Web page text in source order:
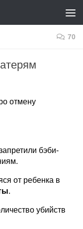
70
отмену
бэби-
от ребенка в
.
убийств